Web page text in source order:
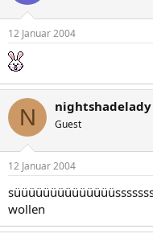
12 Januar 2004
N nightshadelady
Guest
12 Januar 2004
wollen